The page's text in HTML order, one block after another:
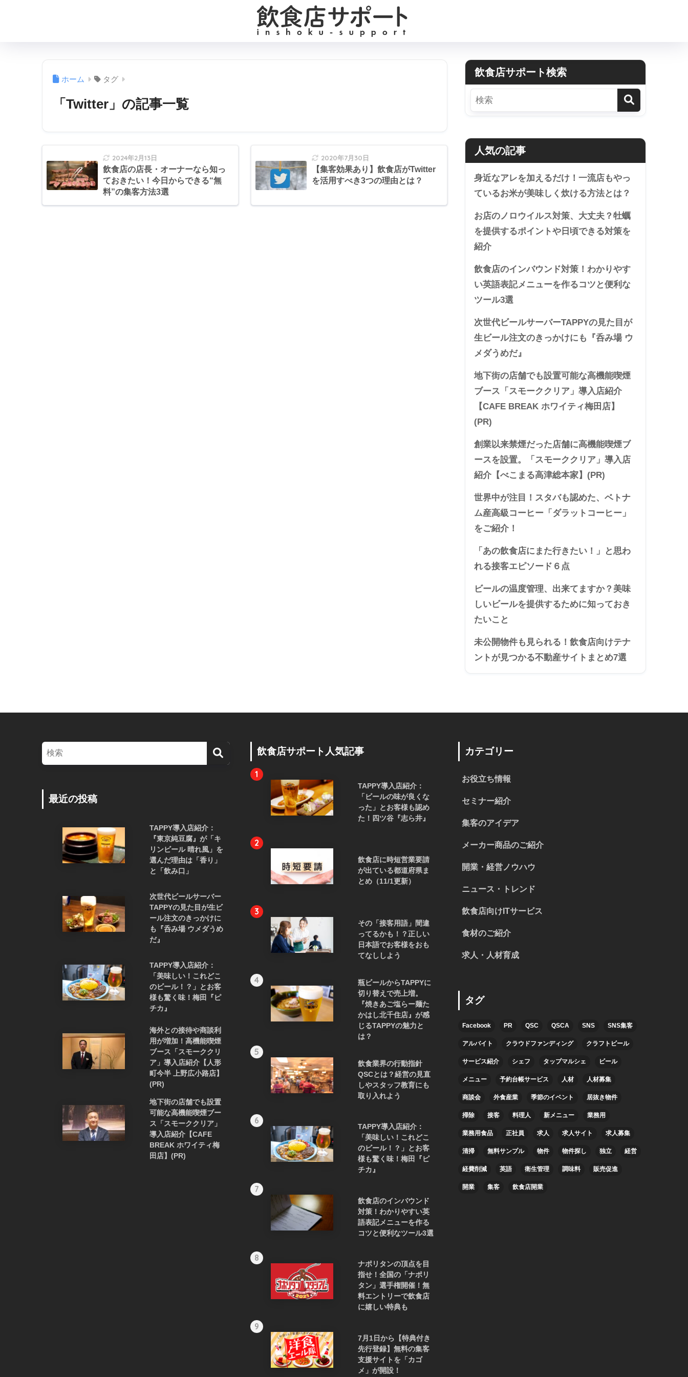
ホーム タグ
「Twitter」の記事一覧
2024年2月13日
飲食店の店長・オーナーなら知っ
ておきたい！今日からできる“無
料”の集客方法3選
2020年7月30日
【集客効果あり】飲食店がTwitter
を活用すべき3つの理由とは？
飲食店サポート検索
人気の記事
身近なアレを加えるだけ！一流店もやっ
ているお米が美味しく炊ける方法とは？
お店のノロウイルス対策、大丈夫？牡蠣
を提供するポイントや日頃できる対策を
紹介
飲食店のインバウンド対策！わかりやす
い英語表記メニューを作るコツと便利な
ツール3選
次世代ビールサーバーTAPPYの見た目が
生ビール注文のきっかけにも『呑み場 ウ
メダうめだ』
地下街の店舗でも設置可能な高機能喫煙
ブース「スモーククリア」導入店紹介
【CAFE BREAK ホワイティ梅田店】
(PR)
創業以来禁煙だった店舗に高機能喫煙ブ
ースを設置。「スモーククリア」導入店
紹介【べこまる高津総本家】(PR)
世界中が注目！スタバも認めた、ベトナ
ム産高級コーヒー「ダラットコーヒー」
をご紹介！
「あの飲食店にまた行きたい！」と思わ
れる接客エピソード６点
ビールの温度管理、出来てますか？美味
しいビールを提供するために知っておき
たいこと
未公開物件も見られる！飲食店向けテナ
ントが見つかる不動産サイトまとめ7選
最近の投稿
TAPPY導入店紹介：
『東京純豆腐』が「キ
リンビール 晴れ風」を
選んだ理由は「香り」
と「飲み口」
次世代ビールサーバー
TAPPYの見た目が生ビ
ール注文のきっかけに
も『呑み場 ウメダうめ
だ』
TAPPY導入店紹介：
「美味しい！これどこ
のビール！？」とお客
様も驚く味！梅田『ピ
チカ』
海外との接待や商談利
用が増加！高機能喫煙
ブース「スモーククリ
ア」導入店紹介【人形
町今半 上野広小路店】
(PR)
地下街の店舗でも設置
可能な高機能喫煙ブー
ス「スモーククリア」
導入店紹介【CAFE
BREAK ホワイティ梅
田店】(PR)
飲食店サポート人気記事
1
TAPPY導入店紹介：
「ビールの味が良くな
った」とお客様も認め
た！四ツ谷『志ら井』
2
飲食店に時短営業要請
が出ている都道府県ま
とめ（11/1更新）
3
その「接客用語」間違
ってるかも！？正しい
日本語でお客様をおも
てなししよう
4
瓶ビールからTAPPYに
切り替えで売上増。
『焼きあご塩らー麺た
かはし北千住店』が感
じるTAPPYの魅力と
は？
5
飲食業界の行動指針
QSCとは？経営の見直
しやスタッフ教育にも
取り入れよう
6
TAPPY導入店紹介：
「美味しい！これどこ
のビール！？」とお客
様も驚く味！梅田『ピ
チカ』
7
飲食店のインバウンド
対策！わかりやすい英
語表記メニューを作る
コツと便利なツール3選
8
ナポリタンの頂点を目
指せ！全国の「ナポリ
タン」選手権開催！無
料エントリーで飲食店
に嬉しい特典も
9
7月1日から【特典付き
先行登録】無料の集客
支援サイトを「カゴ
メ」が開設！
カテゴリー
お役立ち情報
セミナー紹介
集客のアイデア
メーカー商品のご紹介
開業・経営ノウハウ
ニュース・トレンド
飲食店向けITサービス
食材のご紹介
求人・人材育成
タグ
Facebook PR QSC QSCA SNS SNS集客
アルバイト クラウドファンディング クラフトビール
サービス紹介 シェフ タップマルシェ ビール
メニュー 予約台帳サービス 人材 人材募集
商談会 外食産業 季節のイベント 居抜き物件
掃除 接客 料理人 新メニュー 業務用
業務用食品 正社員 求人 求人サイト 求人募集
清掃 無料サンプル 物件 物件探し 独立 経営
経費削減 英語 衛生管理 調味料 販売促進
開業 集客 飲食店開業